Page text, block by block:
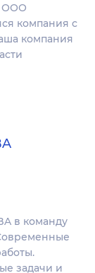
ООО
компания с
компания
в команду
задачи и